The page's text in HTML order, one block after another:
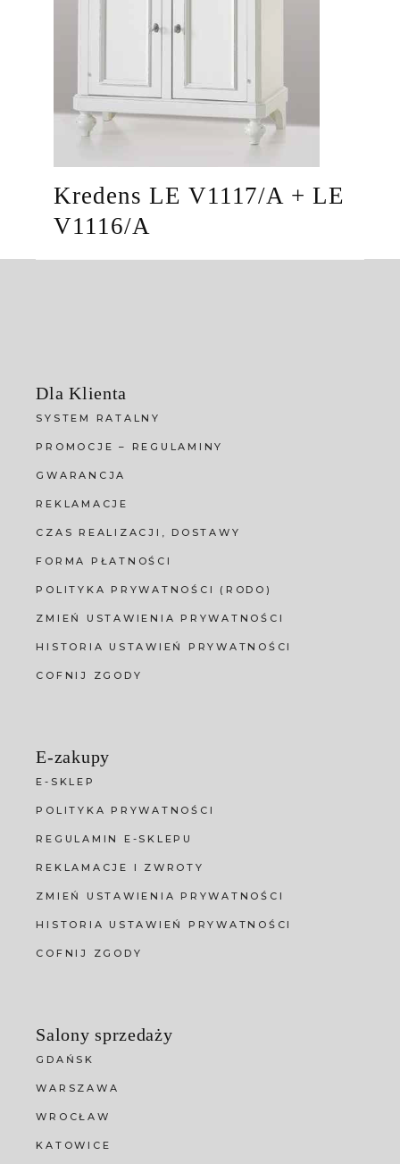
Kredens LE V1117/A + LE
V1116/A
Dla Klienta
SYSTEM RATALNY
PROMOCJE – REGULAMINY
GWARANCJA
REKLAMACJE
CZAS REALIZACJI, DOSTAWY
FORMA PŁATNOŚCI
POLITYKA PRYWATNOŚCI (RODO)
ZMIEŃ USTAWIENIA PRYWATNOŚCI
HISTORIA USTAWIEŃ PRYWATNOŚCI
COFNIJ ZGODY
E-zakupy
E-SKLEP
POLITYKA PRYWATNOŚCI
REGULAMIN E-SKLEPU
REKLAMACJE I ZWROTY
ZMIEŃ USTAWIENIA PRYWATNOŚCI
HISTORIA USTAWIEŃ PRYWATNOŚCI
COFNIJ ZGODY
Salony sprzedaży
GDAŃSK
WARSZAWA
WROCŁAW
KATOWICE